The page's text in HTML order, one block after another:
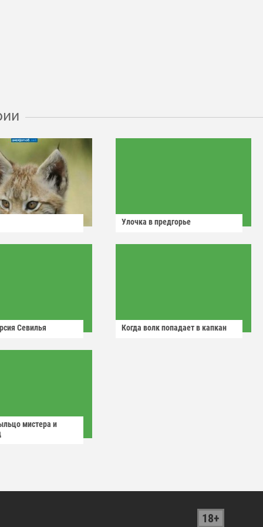
Улочка в предгорье
Севилья Когда волк попадает в капкан
мистера и
18+